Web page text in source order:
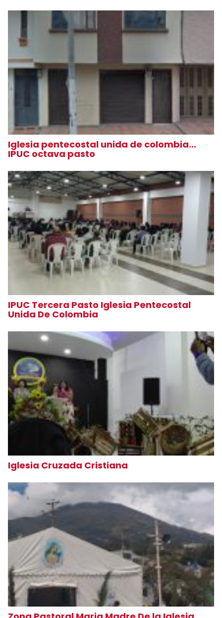
Iglesia pentecostal unida de colombia...
IPUC octava pasto
IPUC Tercera Pasto Iglesia Pentecostal
Unida De Colombia
Iglesia Cruzada Cristiana